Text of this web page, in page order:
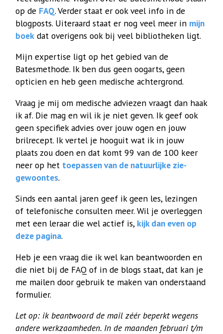
op de FAQ. Verder staat er ook veel info in de
blogposts. Uiteraard staat er nog veel meer in mijn
boek dat overigens ook bij veel bibliotheken ligt.
Mijn expertise ligt op het gebied van de
Batesmethode. Ik ben dus geen oogarts, geen
opticien en heb geen medische achtergrond.
Vraag je mij om medische adviezen vraagt dan haak
ik af. Die mag en wil ik je niet geven. Ik geef ook
geen specifiek advies over jouw ogen en jouw
brilrecept. Ik vertel je hooguit wat ik in jouw
plaats zou doen en dat komt 99 van de 100 keer
neer op het toepassen van de natuurlijke zie-
gewoontes.
Sinds een aantal jaren geef ik geen les, lezingen
of telefonische consulten meer. Wil je overleggen
met een leraar die wel actief is, kijk dan even op
deze pagina.
Heb je een vraag die ik wel kan beantwoorden en
die niet bij de FAQ of in de blogs staat, dat kan je
me mailen door gebruik te maken van onderstaand
formulier.
Let op: ik beantwoord de mail zéér beperkt wegens
andere werkzaamheden. In de maanden februari t/m